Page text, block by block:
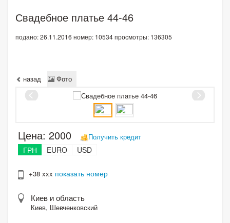
Поиск по сайту
Свадебное платье 44-46
подано: 26.11.2016 номер: 10534просмотры: 136305
назад Фото
Цена: 2000 Получить кредит
ГРН EURO USD
+38 xxx показать номер
Киев и область
Киев, Шевченковский